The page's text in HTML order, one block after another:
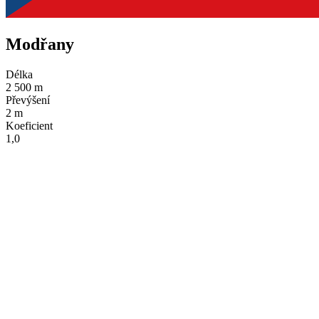
Modřany
Délka
2 500 m
Převýšení
2 m
Koeficient
1,0